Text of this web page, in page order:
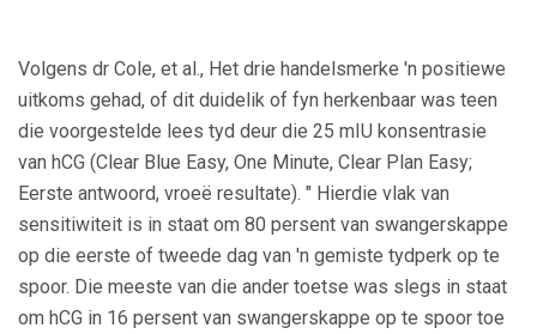
Volgens dr Cole, et al., Het drie handelsmerke 'n positiewe
uitkoms gehad, of dit duidelik of fyn herkenbaar was teen
die voorgestelde lees tyd deur die 25 mIU konsentrasie
van hCG (Clear Blue Easy, One Minute, Clear Plan Easy;
Eerste antwoord, vroeë resultate). " Hierdie vlak van
sensitiwiteit is in staat om 80 persent van swangerskappe
op die eerste of tweede dag van 'n gemiste tydperk op te
spoor. Die meeste van die ander toetse was slegs in staat
om hCG in 16 persent van swangerskappe op te spoor toe